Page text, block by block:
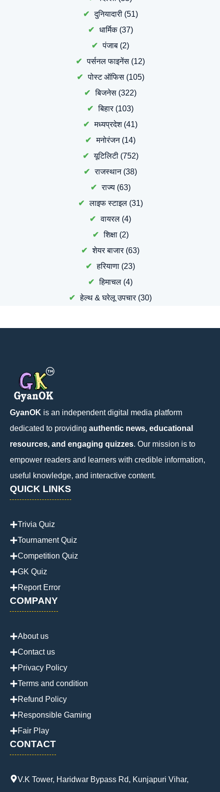
दुनियादारी(51)
धार्मिक(37)
पंजाब (2)
पर्सनल फाइनेंस (12)
पोस्ट ऑफिस(105)
बिजनेस (322)
बिहार(103)
मध्यप्रदेश(41)
मनोरंजन(14)
यूटिलिटी(752)
राजस्थान(38)
राज्य(63)
लाइफ स्टाइल(31)
वायरल (4)
शिक्षा(2)
शेयर बाजार(63)
हरियाणा (23)
हिमाचल (4)
हेल्थ & घरेलू उपचार(30)
GyanOK is an independent digital media platform
dedicated to providing authentic news, educational
resources, and engaging quizzes. Our mission is to
empower readers and learners with credible information,
useful knowledge, and interactive content.
QUICK LINKS
Trivia Quiz
Tournament Quiz
Competition Quiz
GK Quiz
Report Error
COMPANY
About us
Contact us
Privacy Policy
Terms and condition
Refund Policy
Responsible Gaming
Fair Play
CONTACT
V.K Tower, Haridwar Bypass Rd, Kunjapuri Vihar,